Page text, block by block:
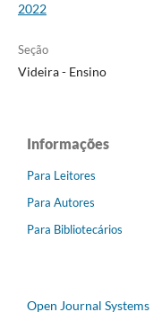
2022
Seção
Videira - Ensino
Informações
Para Leitores
Para Autores
Para Bibliotecários
Open Journal Systems